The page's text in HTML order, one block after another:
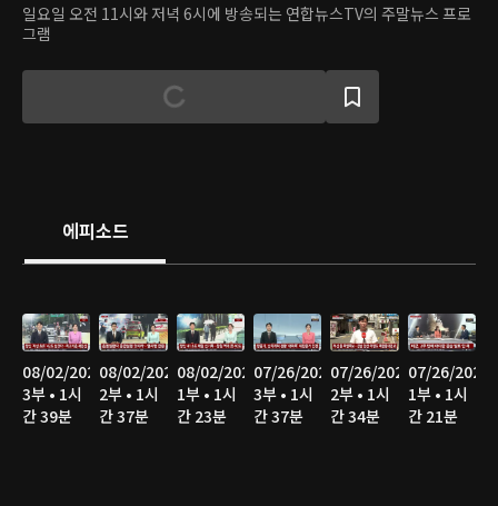
일요일 오전 11시와 저녁 6시에 방송되는 연합뉴스TV의 주말뉴스 프로
그램
에피소드
08/02/2026
3부 • 1시
간 39분
08/02/2026
2부 • 1시
간 37분
08/02/2026
1부 • 1시
간 23분
07/26/2026
3부 • 1시
간 37분
07/26/2026
2부 • 1시
간 34분
07/26/2026
1부 • 1시
간 21분